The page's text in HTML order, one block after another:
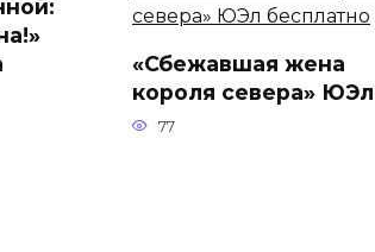
«Сбежавшая жена
короля севера» ЮЭл
77